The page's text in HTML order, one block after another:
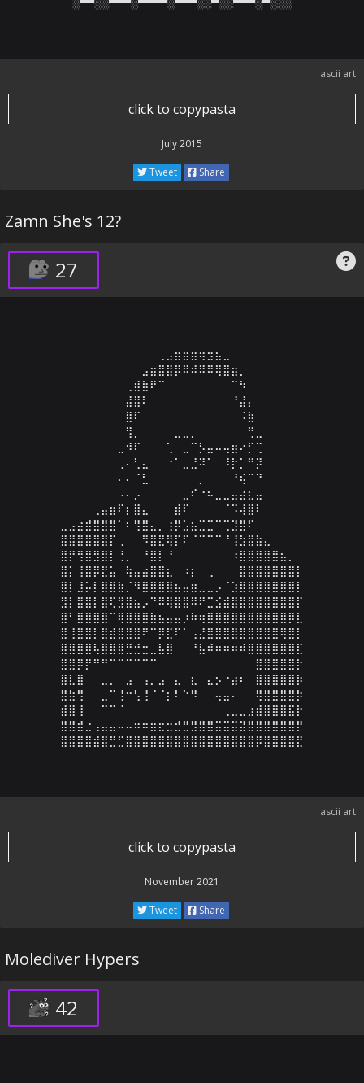
ascii art
click to copypasta
July 2015
Tweet Share
Zamn She's 12?
27
⠀⠀⠀⠀⠀⠀⠀⠀⠀⠀⠀⠀⢀⣠⣶⣶⣶⢶⣲⣦⣀⠀⠀⠀⠀⠀⠀⠀⠀⠀
⠀⠀⠀⠀⠀⠀⠀⠀⠀⠀⣠⣶⣿⣿⡿⠿⠾⠿⠿⢿⣿⣶⡀⠀⠀⠀⠀⠀⠀⠀
⠀⠀⠀⠀⠀⠀⠀⠀⢀⣾⣷⠟⠉⠀⠀⠀⠀⠀⠀⠀⠀⠉⠳⠀⠀⠀⠀⠀⠀⠀
⠀⠀⠀⠀⠀⠀⠀⠀⣼⣿⠇⠀⠀⠀⠀⠀⠀⠀⠀⠀⠀⠘⣼⡄⠀⠀⠀⠀⠀⠀
⠀⠀⠀⠀⠀⠀⠀⠀⣿⠏⠀⠀⠀⠀⠀⠀⠀⠀⠀⠀⠀⠀⠨⣷⠀⠀⠀⠀⠀⠀
⠀⠀⠀⠀⠀⠀⠀⠀⢻⡀⠀⠀⠀⠀⣀⣀⡀⠀⠀⠀⠀⠀⠀⢛⣀⠀⠀⠀⠀⠀
⠀⠀⠀⠀⠀⠀⠀⣀⠺⠏⠀⠀⠀⢁⠀⣀⠉⡣⣤⠤⢤⣶⠔⡋⢉⠀⠀⠀⠀⠀
⠀⠀⠀⠀⠀⠀⠀⢀⠄⢃⣄⠀⠀⠐⠁⣀⣘⠽⠁⠀⠸⡗⡁⠛⡽⠀⠀⠀⠀⠀
⠀⠀⠀⠀⠀⠀⠀⠄⠄⠈⣃⠀⠀⠀⠀⠀⠀⡀⠀⠀⠀⠘⢮⠉⠙⠀⠀⠀⠀⠀
⠀⠀⠀⠀⠀⠀⠀⠠⠄⡠⠀⠀⠀⠀⠀⣀⠎⠐⠦⣀⣀⣤⣴⣆⣤⠀⠀⠀⠀⠀
⠀⠀⠀⠀⢀⣤⣶⠏⡆⣿⣄⠀⠀⠀⣾⠏⠀⠀⠀⠀⠈⠩⢼⣿⠇⠀⠀⠀⠀⠀
⣀⣠⣴⣾⣿⣿⣿⠁⠆⢻⣿⣄⡀⢰⡿⣡⣦⣉⣉⠉⢉⣹⣿⠏⠀⠀⠀⠀⠀⠀
⣿⣿⣿⣿⣿⣿⡏⢀⠀⠀⠻⣿⣟⢿⡏⠏⠈⠉⠉⠉⠘⢸⣳⣿⣷⣄⠀⠀⠀⠀
⣿⡟⢻⣿⣻⣿⡇⢘⡀⠀⠘⣿⡇⠘⠀⠀⠀⠀⠀⠀⠀⠰⣿⣿⣿⣿⣿⣦⡀⠀
⣿⡅⢸⣿⡿⣟⣥⠀⢷⣤⣴⣿⣿⣆⠀⠰⡆⠀⢀⠀⠀⠀⣿⣿⣿⣿⣿⣿⣿⡇
⣿⡇⣸⡥⡇⣿⣿⣷⡈⠻⣿⣿⣿⣿⣦⣤⣶⣀⣀⡠⠈⣱⣿⣿⣿⣿⣿⣿⣿⡇
⣻⡇⣿⣿⡇⣿⢏⣻⣿⣦⡠⠙⠿⢿⣿⣿⠿⠟⣉⣪⣾⣿⣿⣿⣿⣿⣿⣿⣿⡏
⣿⠃⣿⣿⣿⣿⠉⢿⣿⣿⣿⣷⣦⣤⣤⡰⠷⢶⣿⣿⣿⣿⣿⣿⣿⣿⣿⣿⡿⣇
⣿⢸⣿⣿⡇⣿⣾⣿⣿⣿⠟⠉⡿⣏⠏⠁⢠⣜⣿⣿⣿⣿⣿⣿⣿⣿⣿⢿⣿⡇
⣿⣿⣿⣿⢧⣿⣿⣿⣛⣚⣒⣀⣧⣿⠀⠀⠘⣧⠾⠶⠶⠶⠾⣿⣿⣿⣿⣿⣿⣏
⣿⣿⡿⡟⠛⠛⠉⠉⠉⠉⠉⠉⠀⠀⠀⠀⠀⠀⠀⠀⠀⠀⠀⠀⣿⣿⣿⣿⣿⡗
⣿⣇⣿⠀⠀⣀⡀⠀⣠⠀⢠⡀⣠⠀⣄⠀⣆⠀⣄⡢⠐⣴⠆⠀⣿⣿⣿⣿⣿⡷
⣿⣷⢻⠀⠀⣀⠉⢸⠒⢣⢸⠈⠈⡆⠇⠑⠻⠀⠀⢤⣤⠄⠀⠀⢿⣿⣿⣿⣿⡷
⣾⣿⢸⠀⠀⠉⠉⠈⠀⠀⠀⠀⠀⠀⠀⠀⠀⠀⠀⠀⢀⣀⣀⣰⣾⣿⣿⣿⣯⡗
⣿⣿⣾⣐⢠⣤⣤⠤⠤⠶⠶⣶⣖⣒⣚⣛⣻⣿⣿⣭⣭⣭⣽⣿⣿⣿⣿⣿⣿⡟
⣿⣿⣿⣿⣾⣿⣛⣋⣿⣿⣿⣿⣿⣿⣿⣿⣿⣿⣿⣿⣿⣿⣿⣿⡿⣿⣿⣿⣿⣟
ascii art
click to copypasta
November 2021
Tweet Share
Molediver Hypers
42